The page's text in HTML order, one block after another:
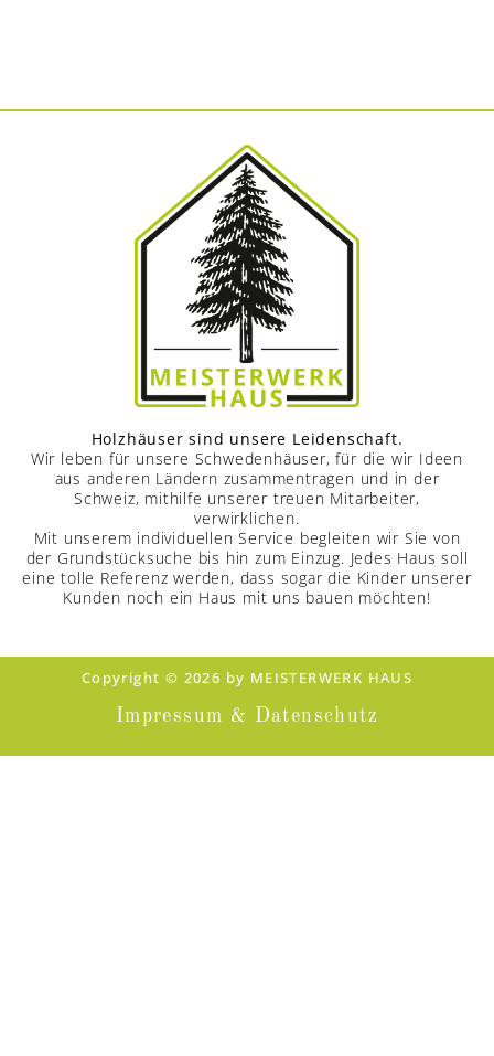
Holzhäuser sind unsere Leidenschaft.
Wir leben für unsere Schwedenhäuser, für die wir Ideen
aus anderen Ländern zusammentragen und in der
Schweiz, mithilfe unserer treuen Mitarbeiter,
verwirklichen.
Mit unserem individuellen Service begleiten wir Sie von
der Grundstücksuche bis hin zum Einzug. Jedes Haus soll
eine tolle Referenz werden, dass sogar die Kinder unserer
Kunden noch ein Haus mit uns bauen möchten!
Copyright © 2026 by MEISTERWERK HAUS
Impressum & Datenschutz